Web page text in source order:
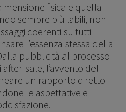
fisica e quella
sempre più labili, non
coerenti su tutti i
l’essenza stessa della
pubblicità al processo
sale, l’avvento del
un rapporto diretto
le aspettative e